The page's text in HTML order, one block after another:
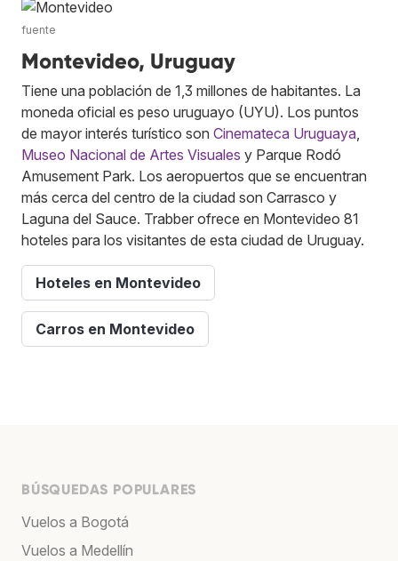
fuente
Montevideo, Uruguay
Tiene una población de 1,3 millones de habitantes. La
moneda oficial es peso uruguayo (UYU). Los puntos
de mayor interés turístico son Cinemateca Uruguaya,
Museo Nacional de Artes Visuales y Parque Rodó
Amusement Park. Los aeropuertos que se encuentran
más cerca del centro de la ciudad son Carrasco y
Laguna del Sauce. Trabber ofrece en Montevideo 81
hoteles para los visitantes de esta ciudad de Uruguay.
Hoteles en Montevideo
Carros en Montevideo
BÚSQUEDAS POPULARES
Vuelos a Bogotá
Vuelos a Medellín